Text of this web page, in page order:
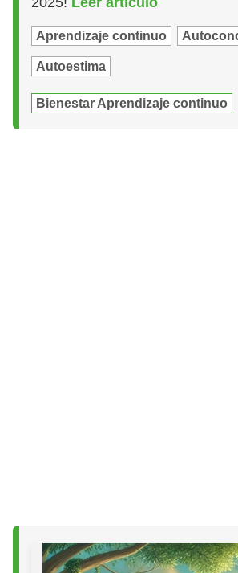
Aprendizaje continuo
Autoestima
Bienestar Aprendizaje continuo